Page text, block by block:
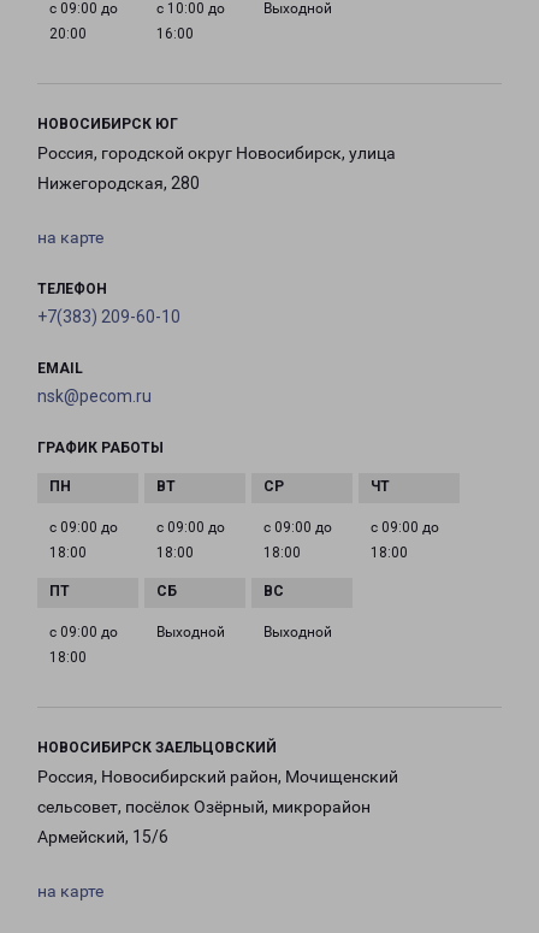
с 09:00 до
20:00
с 10:00 до
16:00
Выходной
НОВОСИБИРСК ЮГ
Россия, городской округ Новосибирск, улица
Нижегородская, 280
на карте
ТЕЛЕФОН
+7(383) 209-60-10
EMAIL
nsk@pecom.ru
ГРАФИК РАБОТЫ
с 09:00 до
18:00
с 09:00 до
18:00
с 09:00 до
18:00
с 09:00 до
18:00
с 09:00 до
18:00
Выходной Выходной
НОВОСИБИРСК ЗАЕЛЬЦОВСКИЙ
Россия, Новосибирский район, Мочищенский
сельсовет, посёлок Озёрный, микрорайон
Армейский, 15/6
на карте